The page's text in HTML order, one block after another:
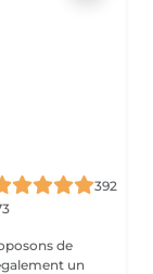
392
de
un